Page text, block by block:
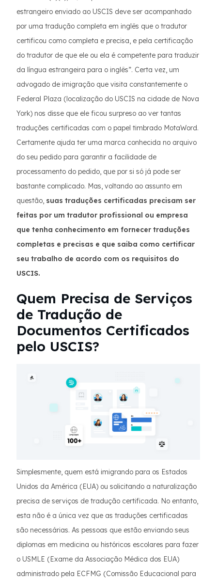
estrangeiro enviado ao USCIS deve ser acompanhado
por uma tradução completa em inglês que o tradutor
certificou como completa e precisa, e pela certificação
do tradutor de que ele ou ela é competente para traduzir
da língua estrangeira para o inglês”. Certa vez, um
advogado de imigração que visita constantemente o
Federal Plaza (localização do USCIS na cidade de Nova
York) nos disse que ele ficou surpreso ao ver tantas
traduções certificadas com o papel timbrado MotaWord.
Certamente ajuda ter uma marca conhecida no arquivo
do seu pedido para garantir a facilidade de
processamento do pedido, que por si só já pode ser
bastante complicado. Mas, voltando ao assunto em
questão, suas traduções certificadas precisam ser
feitas por um tradutor profissional ou empresa
que tenha conhecimento em fornecer traduções
completas e precisas e que saiba como certificar
seu trabalho de acordo com os requisitos do
USCIS.
Quem Precisa de Serviços
de Tradução de
Documentos Certificados
pelo USCIS?
Simplesmente, quem está imigrando para os Estados
Unidos da América (EUA) ou solicitando a naturalização
precisa de serviços de tradução certificada. No entanto,
esta não é a única vez que as traduções certificadas
são necessárias. As pessoas que estão enviando seus
diplomas em medicina ou históricos escolares para fazer
o USMLE (Exame da Associação Médica dos EUA)
administrado pela ECFMG (Comissão Educacional para